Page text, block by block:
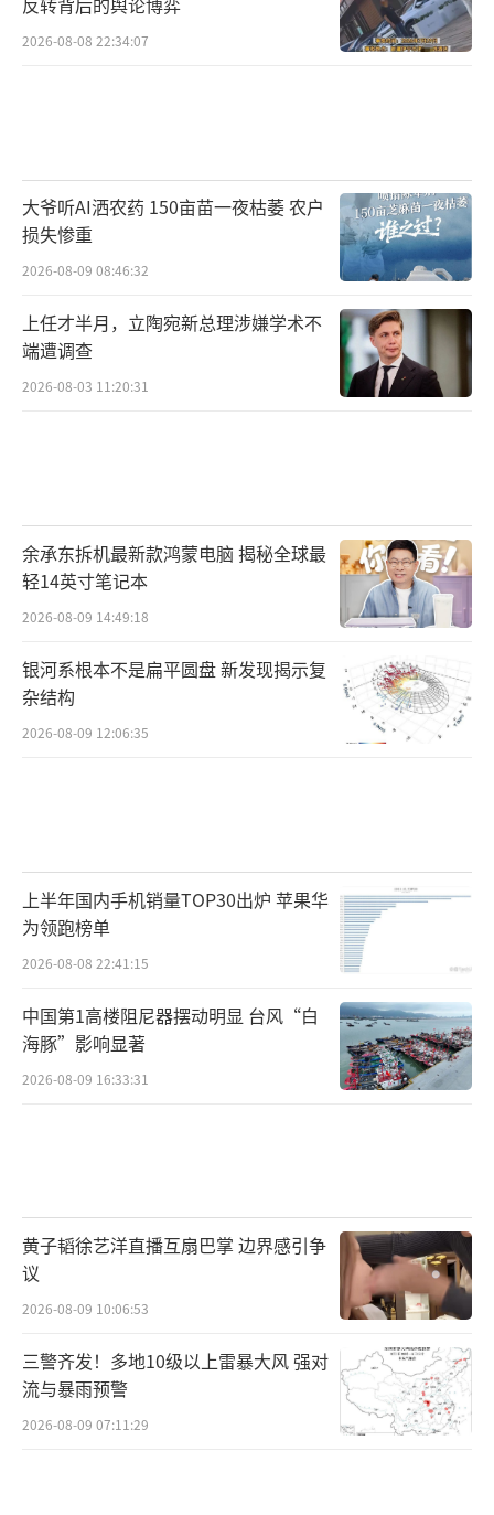
2026-08-08 22:34:07
大爷听AI洒农药 150亩苗一夜枯萎 农户
损失惨重
2026-08-09 08:46:32
上任才半月，立陶宛新总理涉嫌学术不
端遭调查
2026-08-03 11:20:31
余承东拆机最新款鸿蒙电脑 揭秘全球最
轻14英寸笔记本
2026-08-09 14:49:18
银河系根本不是扁平圆盘 新发现揭示复
杂结构
2026-08-09 12:06:35
上半年国内手机销量TOP30出炉 苹果华
为领跑榜单
2026-08-08 22:41:15
中国第1高楼阻尼器摆动明显 台风“白
海豚”影响显著
2026-08-09 16:33:31
黄子韬徐艺洋直播互扇巴掌 边界感引争
议
2026-08-09 10:06:53
三警齐发！多地10级以上雷暴大风 强对
流与暴雨预警
2026-08-09 07:11:29